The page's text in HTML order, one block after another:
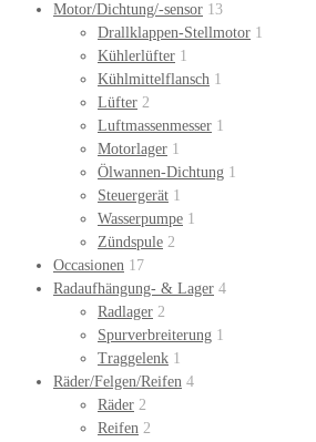
Motor/Dichtung/-sensor 13
Drallklappen-Stellmotor 1
Kühlerlüfter 1
Kühlmittelflansch 1
Lüfter 2
Luftmassenmesser 1
Motorlager 1
Ölwannen-Dichtung 1
Steuergerät 1
Wasserpumpe 1
Zündspule 2
Occasionen 17
Radaufhängung- & Lager 4
Radlager 2
Spurverbreiterung 1
Traggelenk 1
Räder/Felgen/Reifen 4
Räder 2
Reifen 2